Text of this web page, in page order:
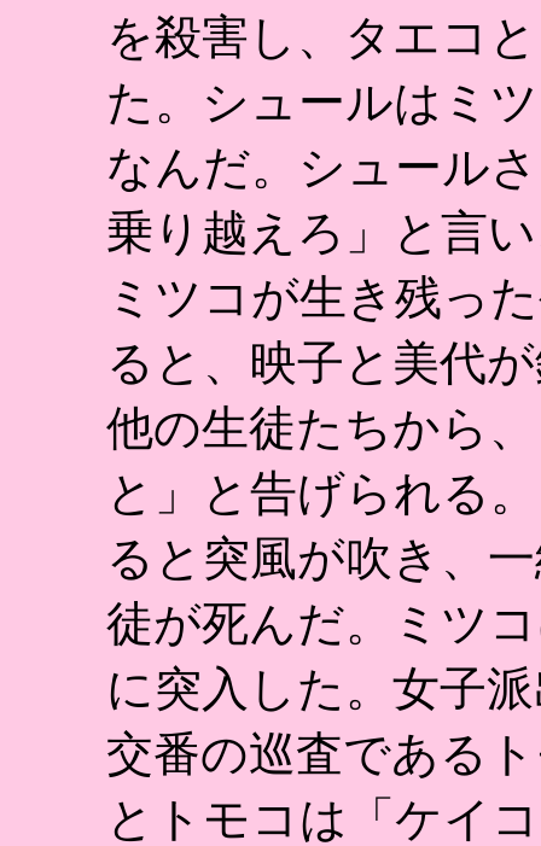
を殺害し、タエコ
た。シュールはミ
なんだ。シュール
乗り越えろ」と言
ミツコが生き残っ
ると、映子と美代
他の生徒たちから
と」と告げられる
ると突風が吹き、
徒が死んだ。ミツ
に突入した。女子
交番の巡査である
とトモコは「ケイ